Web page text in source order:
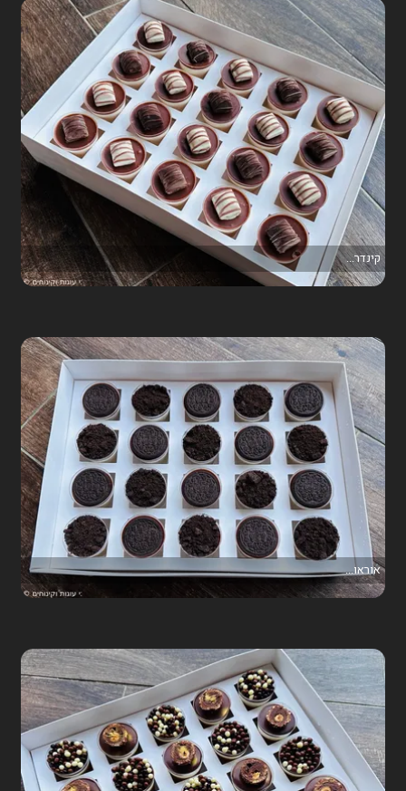
קינדר...
אוראו...